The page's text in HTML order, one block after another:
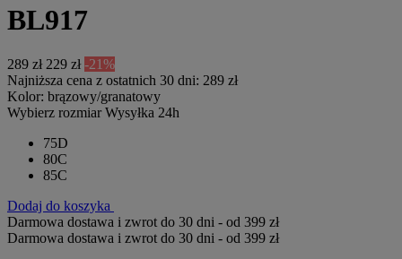
BL917
289 zł 229 zł -21%
Najniższa cena z ostatnich 30 dni: 289 zł
Kolor: brązowy/granatowy
Wybierz rozmiar Wysyłka 24h
75D
80C
85C
Dodaj do koszyka
Darmowa dostawa i zwrot do 30 dni - od 399 zł
Darmowa dostawa i zwrot do 30 dni - od 399 zł